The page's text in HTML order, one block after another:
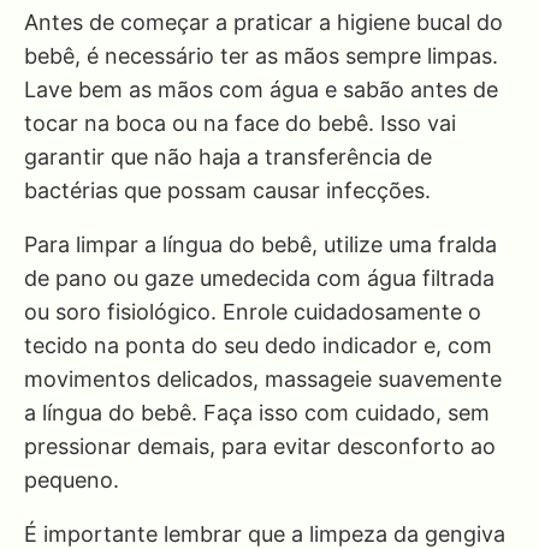
Antes de começar a praticar a higiene bucal do
bebê, é necessário ter as mãos sempre limpas.
Lave bem as mãos com água e sabão antes de
tocar na boca ou na face do bebê. Isso vai
garantir que não haja a transferência de
bactérias que possam causar infecções.
Para limpar a língua do bebê, utilize uma fralda
de pano ou gaze umedecida com água filtrada
ou soro fisiológico. Enrole cuidadosamente o
tecido na ponta do seu dedo indicador e, com
movimentos delicados, massageie suavemente
a língua do bebê. Faça isso com cuidado, sem
pressionar demais, para evitar desconforto ao
pequeno.
É importante lembrar que a limpeza da gengiva